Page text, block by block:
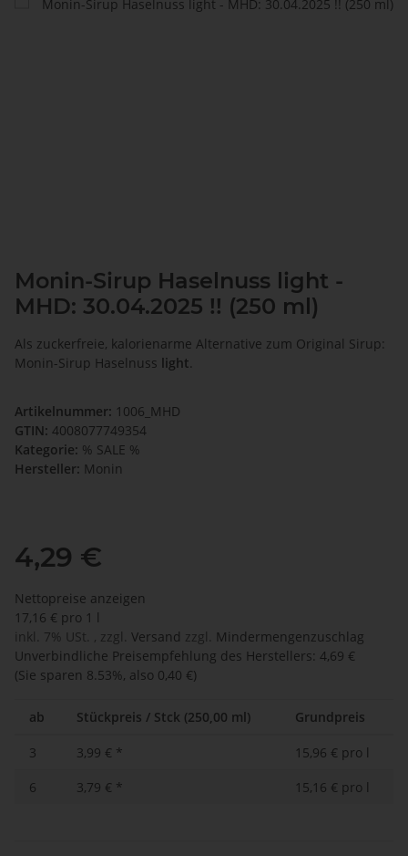
Monin-Sirup Haselnuss light -
MHD: 30.04.2025 !! (250 ml)
Als zuckerfreie, kalorienarme Alternative zum Original Sirup:
Monin-Sirup Haselnuss light.
Artikelnummer: 1006_MHD
GTIN: 4008077749354
Kategorie: % SALE %
Hersteller: Monin
4,29 €
Nettopreise anzeigen
17,16 € pro 1 l
inkl. 7% USt. , zzgl. Versand zzgl.
Mindermengenzuschlag
Unverbindliche Preisempfehlung des Herstellers: 4,69 €
(Sie sparen 8.53%, also 0,40 €)
ab Stückpreis / Stck (250,00 ml) Grundpreis
3 3,99 € *
15,96 € pro l
6
3,79 € * 15,16 € pro l